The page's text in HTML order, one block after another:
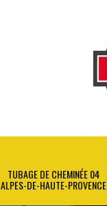
TUBAGE DE CHEMINÉE 04
ALPES-DE-HAUTE-PROVENCE